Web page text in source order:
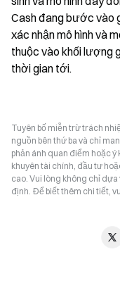
Cash đang bước vào
xác nhận mô hình và
thuộc vào khối lượng
thời gian tới.
Tuyên bố miễn trừ trách
nguồn bên thứ ba và chỉ
phản ánh quan điểm hoặc ý
khuyên tài chính, đầu tư
cao. Vui lòng không chỉ
định. Để biết thêm chi tiết,